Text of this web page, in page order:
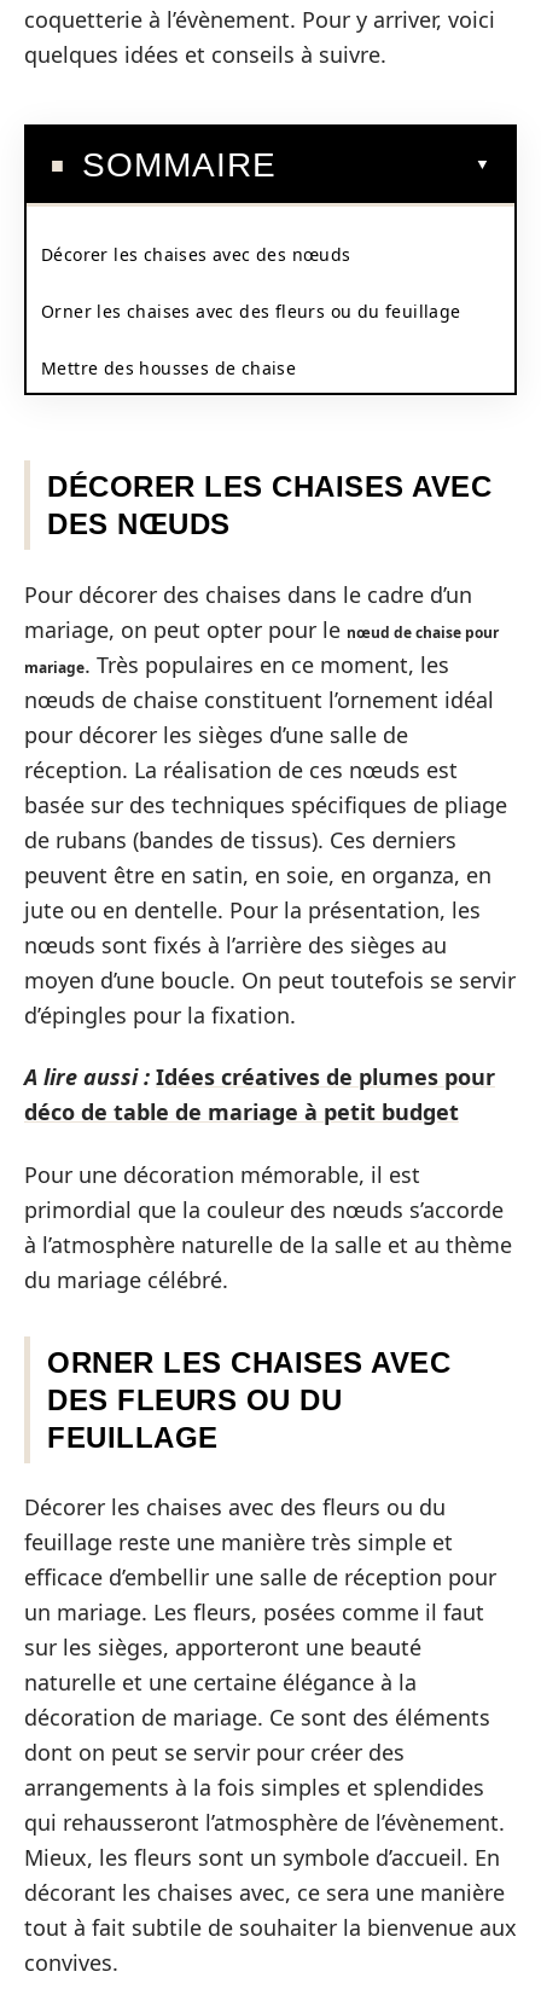
coquetterie à l’évènement. Pour y arriver, voici
quelques idées et conseils à suivre.
SOMMAIRE
Décorer les chaises avec des nœuds
Orner les chaises avec des fleurs ou du feuillage
Mettre des housses de chaise
DÉCORER LES CHAISES AVEC
DES NŒUDS
Pour décorer des chaises dans le cadre d’un
mariage, on peut opter pour le nœud de chaise pour
mariage. Très populaires en ce moment, les
nœuds de chaise constituent l’ornement idéal
pour décorer les sièges d’une salle de
réception. La réalisation de ces nœuds est
basée sur des techniques spécifiques de pliage
de rubans (bandes de tissus). Ces derniers
peuvent être en satin, en soie, en organza, en
jute ou en dentelle. Pour la présentation, les
nœuds sont fixés à l’arrière des sièges au
moyen d’une boucle. On peut toutefois se servir
d’épingles pour la fixation.
A lire aussi : Idées créatives de plumes pour
déco de table de mariage à petit budget
Pour une décoration mémorable, il est
primordial que la couleur des nœuds s’accorde
à l’atmosphère naturelle de la salle et au thème
du mariage célébré.
ORNER LES CHAISES AVEC
DES FLEURS OU DU
FEUILLAGE
Décorer les chaises avec des fleurs ou du
feuillage reste une manière très simple et
efficace d’embellir une salle de réception pour
un mariage. Les fleurs, posées comme il faut
sur les sièges, apporteront une beauté
naturelle et une certaine élégance à la
décoration de mariage. Ce sont des éléments
dont on peut se servir pour créer des
arrangements à la fois simples et splendides
qui rehausseront l’atmosphère de l’évènement.
Mieux, les fleurs sont un symbole d’accueil. En
décorant les chaises avec, ce sera une manière
tout à fait subtile de souhaiter la bienvenue aux
convives.